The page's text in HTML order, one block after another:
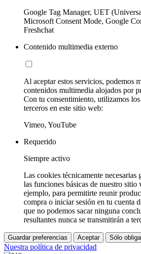
Google Tag Manager, UET
Microsoft Consent Mode, Google
Freshchat
Contenido multimedia externo
Al aceptar estos servicios, podemos
contenidos multimedia alojados por
Con tu consentimiento, utilizamos
terceros en este sitio web:
Vimeo, YouTube
Requerido
Siempre activo
Las cookies técnicamente necesarias
las funciones básicas de nuestro
ejemplo, para permitirte reunir
compra o iniciar sesión en tu cuenta
que no podemos sacar ninguna
resultantes nunca se transmitirán a
Guardar preferencias Aceptar Sólo
Nuestra política de privacidad